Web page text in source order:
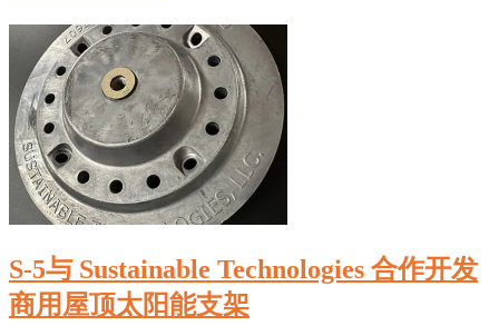
S-5与 Sustainable Technologies 合作开发
商用屋顶太阳能支架